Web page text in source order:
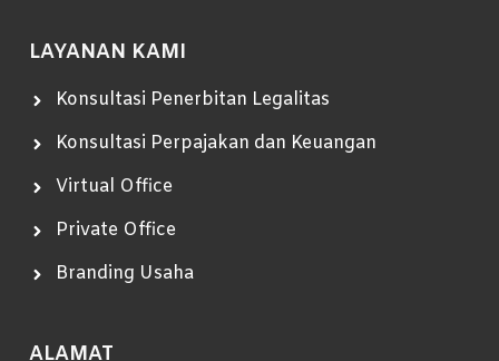
LAYANAN KAMI
Konsultasi Penerbitan Legalitas
Konsultasi Perpajakan dan Keuangan
Virtual Office
Private Office
Branding Usaha
ALAMAT